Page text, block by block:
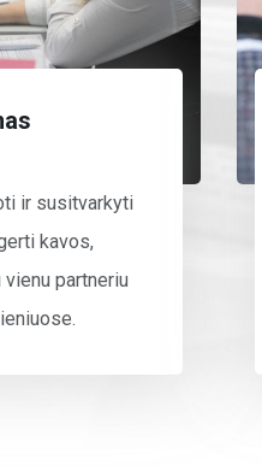
ir susitvarkyti
kavos,
partneriu